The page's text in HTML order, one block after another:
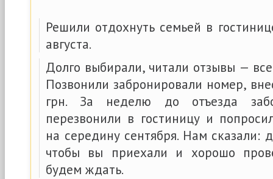
Решили отдохнуть семьей в
августа.
Долго выбирали, читали отзывы —
Позвонили забронировали номер,
грн. За неделю до отъезда
перезвонили в гостиницу и
на середину сентября. Нам сказали:
чтобы вы приехали и хорошо
будем ждать.